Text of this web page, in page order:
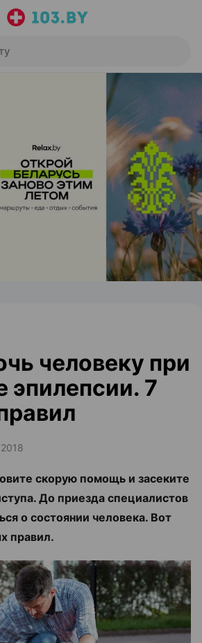
РЕКЛАМА НА САЙТЕ
человеку при
эпилепсии. 7
скорую помощь и засеките
До приезда специалистов
о состоянии человека. Вот
правил.